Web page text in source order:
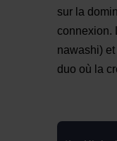
sur la
connexion.
nawashi)
duo où la